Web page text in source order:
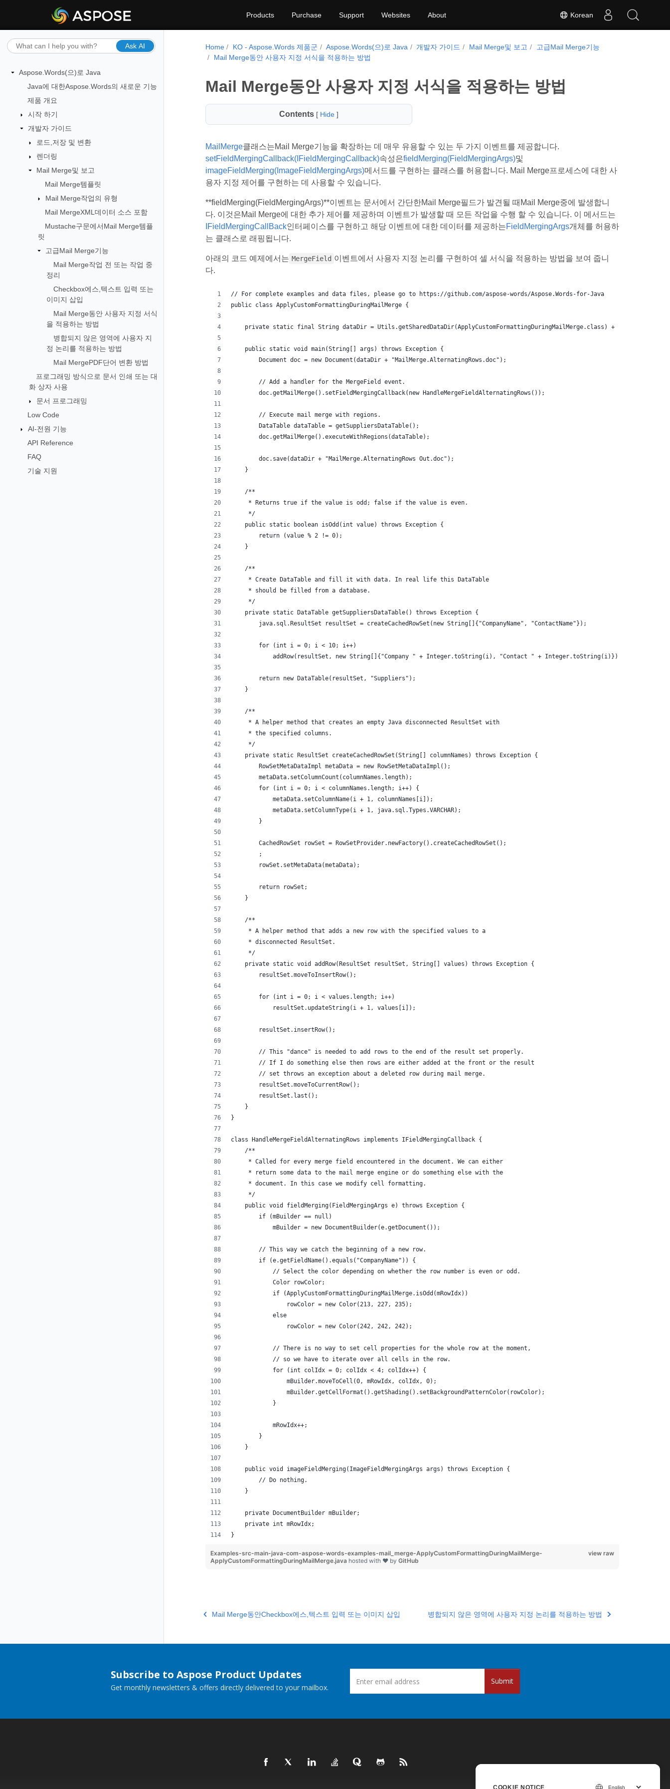
Korean
Products Purchase Support Websites About
Ask AI
Aspose.Words(으)로 Java
Java에 대한Aspose.Words의 새로운 기능
제품 개요
시작 하기
개발자 가이드
로드,저장 및 변환
렌더링
Mail Merge및 보고
Mail Merge템플릿
Mail Merge작업의 유형
Mail MergeXML데이터 소스 포함
Mustache구문에서Mail Merge템플
릿
고급Mail Merge기능
Mail Merge작업 전 또는 작업 중
정리
Checkbox에스,텍스트 입력 또는
이미지 삽입
Mail Merge동안 사용자 지정 서식
을 적용하는 방법
병합되지 않은 영역에 사용자 지
정 논리를 적용하는 방법
Mail MergePDF단어 변환 방법
프로그래밍 방식으로 문서 인쇄 또는 대
화 상자 사용
문서 프로그래밍
Low Code
AI-전원 기능
API Reference
FAQ
기술 지원
Home KO - Aspose.Words 제품군 Aspose.Words(으)로 Java 개발자 가이드 Mail Merge및 보고
고급Mail Merge기능
Mail Merge동안 사용자 지정 서식을 적용하는 방법
Mail Merge동안 사용자 지정 서식을 적용하는 방법
Contents[ Hide ]
MailMerge클래스는Mail Merge기능을 확장하는 데 매우 유용할 수 있는 두 가지 이벤트를 제공합니다.
setFieldMergingCallback(IFieldMergingCallback)속성은fieldMerging(FieldMergingArgs)및
imageFieldMerging(ImageFieldMergingArgs)메서드를 구현하는 클래스를 허용합니다. Mail Merge프로세스에 대한 사
용자 지정 제어를 구현하는 데 사용할 수 있습니다.
**fieldMerging(FieldMergingArgs)**이벤트는 문서에서 간단한Mail Merge필드가 발견될 때Mail Merge중에 발생합니
다. 이것은Mail Merge에 대한 추가 제어를 제공하며 이벤트가 발생할 때 모든 작업을 수행 할 수 있습니다. 이 메서드는
IFieldMergingCallBack인터페이스를 구현하고 해당 이벤트에 대한 데이터를 제공하는FieldMergingArgs개체를 허용하
는 클래스로 래핑됩니다.
아래의 코드 예제에서는 MergeField 이벤트에서 사용자 지정 논리를 구현하여 셀 서식을 적용하는 방법을 보여 줍니
다.
// For complete examples and data files, please go to https://github.com/aspose-words/Aspose.Words-for-Java
public class ApplyCustomFormattingDuringMailMerge {
    private static final String dataDir = Utils.getSharedDataDir(ApplyCustomFormattingDuringMailMerge.class) + "MailMerge/";
    public static void main(String[] args) throws Exception {
        Document doc = new Document(dataDir + "MailMerge.AlternatingRows.doc");
        // Add a handler for the MergeField event.
        doc.getMailMerge().setFieldMergingCallback(new HandleMergeFieldAlternatingRows());
        // Execute mail merge with regions.
        DataTable dataTable = getSuppliersDataTable();
        doc.getMailMerge().executeWithRegions(dataTable);
        doc.save(dataDir + "MailMerge.AlternatingRows Out.doc");
    }
    /**
     * Returns true if the value is odd; false if the value is even.
     */
    public static boolean isOdd(int value) throws Exception {
        return (value % 2 != 0);
    }
    /**
     * Create DataTable and fill it with data. In real life this DataTable
     * should be filled from a database.
     */
    private static DataTable getSuppliersDataTable() throws Exception {
        java.sql.ResultSet resultSet = createCachedRowSet(new String[]{"CompanyName", "ContactName"});
        for (int i = 0; i < 10; i++)
            addRow(resultSet, new String[]{"Company " + Integer.toString(i), "Contact " + Integer.toString(i)});
        return new DataTable(resultSet, "Suppliers");
    }
    /**
     * A helper method that creates an empty Java disconnected ResultSet with
     * the specified columns.
     */
    private static ResultSet createCachedRowSet(String[] columnNames) throws Exception {
        RowSetMetaDataImpl metaData = new RowSetMetaDataImpl();
        metaData.setColumnCount(columnNames.length);
        for (int i = 0; i < columnNames.length; i++) {
            metaData.setColumnName(i + 1, columnNames[i]);
            metaData.setColumnType(i + 1, java.sql.Types.VARCHAR);
        }
        CachedRowSet rowSet = RowSetProvider.newFactory().createCachedRowSet();
        ;
        rowSet.setMetaData(metaData);
        return rowSet;
    }
    /**
     * A helper method that adds a new row with the specified values to a
     * disconnected ResultSet.
     */
    private static void addRow(ResultSet resultSet, String[] values) throws Exception {
        resultSet.moveToInsertRow();
        for (int i = 0; i < values.length; i++)
            resultSet.updateString(i + 1, values[i]);
        resultSet.insertRow();
        // This "dance" is needed to add rows to the end of the result set properly.
        // If I do something else then rows are either added at the front or the result
        // set throws an exception about a deleted row during mail merge.
        resultSet.moveToCurrentRow();
        resultSet.last();
    }
}
class HandleMergeFieldAlternatingRows implements IFieldMergingCallback {
    /**
     * Called for every merge field encountered in the document. We can either
     * return some data to the mail merge engine or do something else with the
     * document. In this case we modify cell formatting.
     */
    public void fieldMerging(FieldMergingArgs e) throws Exception {
        if (mBuilder == null)
            mBuilder = new DocumentBuilder(e.getDocument());
        // This way we catch the beginning of a new row.
        if (e.getFieldName().equals("CompanyName")) {
            // Select the color depending on whether the row number is even or odd.
            Color rowColor;
            if (ApplyCustomFormattingDuringMailMerge.isOdd(mRowIdx))
                rowColor = new Color(213, 227, 235);
            else
                rowColor = new Color(242, 242, 242);
            // There is no way to set cell properties for the whole row at the moment,
            // so we have to iterate over all cells in the row.
            for (int colIdx = 0; colIdx < 4; colIdx++) {
                mBuilder.moveToCell(0, mRowIdx, colIdx, 0);
                mBuilder.getCellFormat().getShading().setBackgroundPatternColor(rowColor);
            }
            mRowIdx++;
        }
    }
    public void imageFieldMerging(ImageFieldMergingArgs args) throws Exception {
        // Do nothing.
    }
    private DocumentBuilder mBuilder;
    private int mRowIdx;
}
view raw
Examples-src-main-java-com-aspose-words-examples-mail_merge-ApplyCustomFormattingDuringMailMerge-
ApplyCustomFormattingDuringMailMerge.java hosted with ❤ by GitHub
Mail Merge동안Checkbox에스,텍스트 입력 또는 이미지 삽입 병합되지 않은 영역에 사용자 지정 논리를 적용하는 방법
Subscribe to Aspose Product Updates
Get monthly newsletters & offers directly delivered to your mailbox.
Submit
COOKIE NOTICE